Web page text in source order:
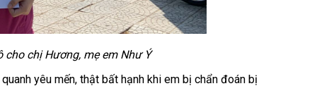
chị Hương, mẹ em Như Ý
yêu mến, thật bất hạnh khi em bị chẩn đoán bị